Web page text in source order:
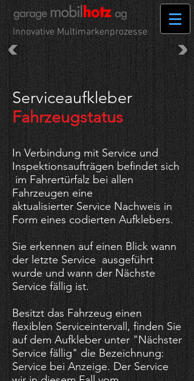
Innovative Multimarkenprozesse
Serviceaufkleber
Fahrzeugstatus
In Verbindung mit Service und
Inspektionsaufträgen befindet sich
im Fahrertürfalz bei allen
Fahrzeugen eine
aktualisierter Service Nachweis in
Form eines codierten Aufklebers.
Sie erkennen auf einen Blick wann
der letzte Service ausgeführt
wurde und wann der Nächste
Service fällig ist.
Besitzt das Fahrzeug einen
flexiblen Serviceintervall, finden Sie
auf dem Aufkleber unter "Nächster
Service fällig" die Bezeichnung:
Service bei Anzeige. Der Service